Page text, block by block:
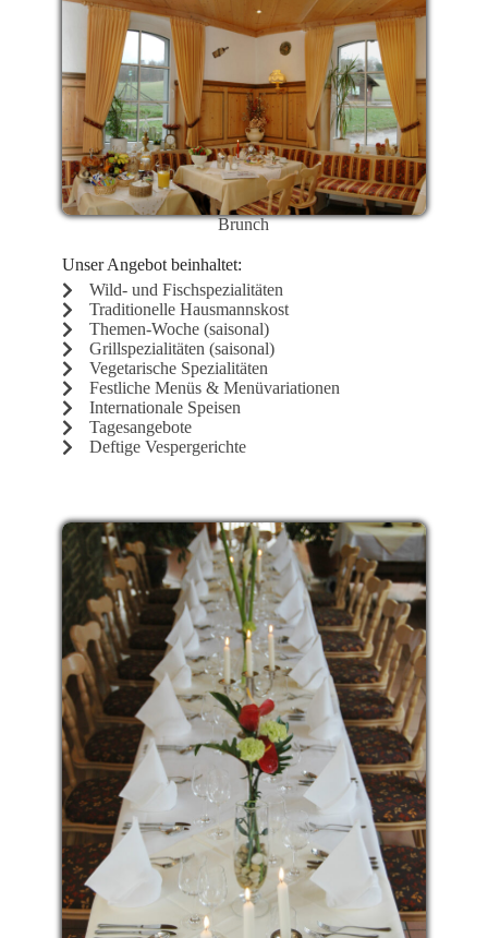
Brunch
Unser Angebot beinhaltet:
Wild- und Fischspezialitäten
Traditionelle Hausmannskost
Themen-Woche (saisonal)
Grillspezialitäten (saisonal)
Vegetarische Spezialitäten
Festliche Menüs & Menüvariationen
Internationale Speisen
Tagesangebote
Deftige Vespergerichte